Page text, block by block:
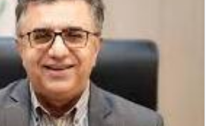
از سکته مغزی جان به‌درمی‌برند دچار مشکلات
در زمینه حفظ تعادل در حالات و وضعیت‌های
ایستادن و راه رفتن به تنهایی و بدون‌کمک
عدم‌ توانایی جهت انجام فعالیت‌های روزمره
پوشیدن، غذا خوردن، حمام رفتن و… هستند.
و نقایص نیازمند برنامه‌های توانبخشی از جمله
روزهای ابتدای سکته مغزی هستند، به‌طوری